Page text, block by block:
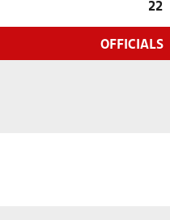
22
OFFICIALS